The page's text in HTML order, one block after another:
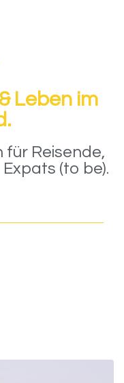
Leben im
für Reisende,
(to be).